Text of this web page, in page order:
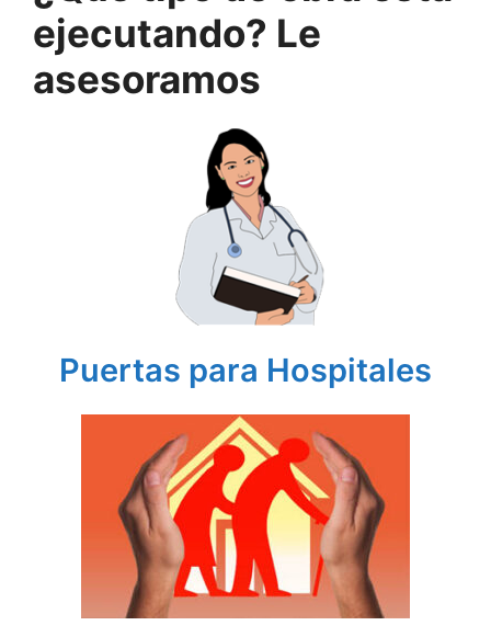
ejecutando? Le
asesoramos
Puertas para Hospitales